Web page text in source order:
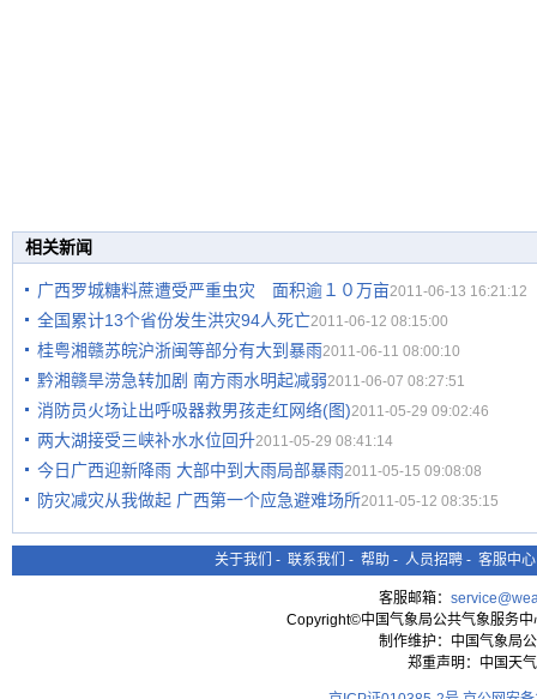
相关新闻
广西罗城糖料蔗遭受严重虫灾 面积逾１０万亩2011-06-13 16:21:12
全国累计13个省份发生洪灾94人死亡2011-06-12 08:15:00
桂粤湘赣苏皖沪浙闽等部分有大到暴雨2011-06-11 08:00:10
黔湘赣旱涝急转加剧 南方雨水明起减弱2011-06-07 08:27:51
消防员火场让出呼吸器救男孩走红网络(图)2011-05-29 09:02:46
两大湖接受三峡补水水位回升2011-05-29 08:41:14
今日广西迎新降雨 大部中到大雨局部暴雨2011-05-15 09:08:08
防灾减灾从我做起 广西第一个应急避难场所2011-05-12 08:35:15
关于我们 - 联系我们 - 帮助 - 人员招聘 - 客服中心
客服邮箱：
Copyright©中国气象局公共气象服务
制作维护：中国气象局
郑重声明：中国天